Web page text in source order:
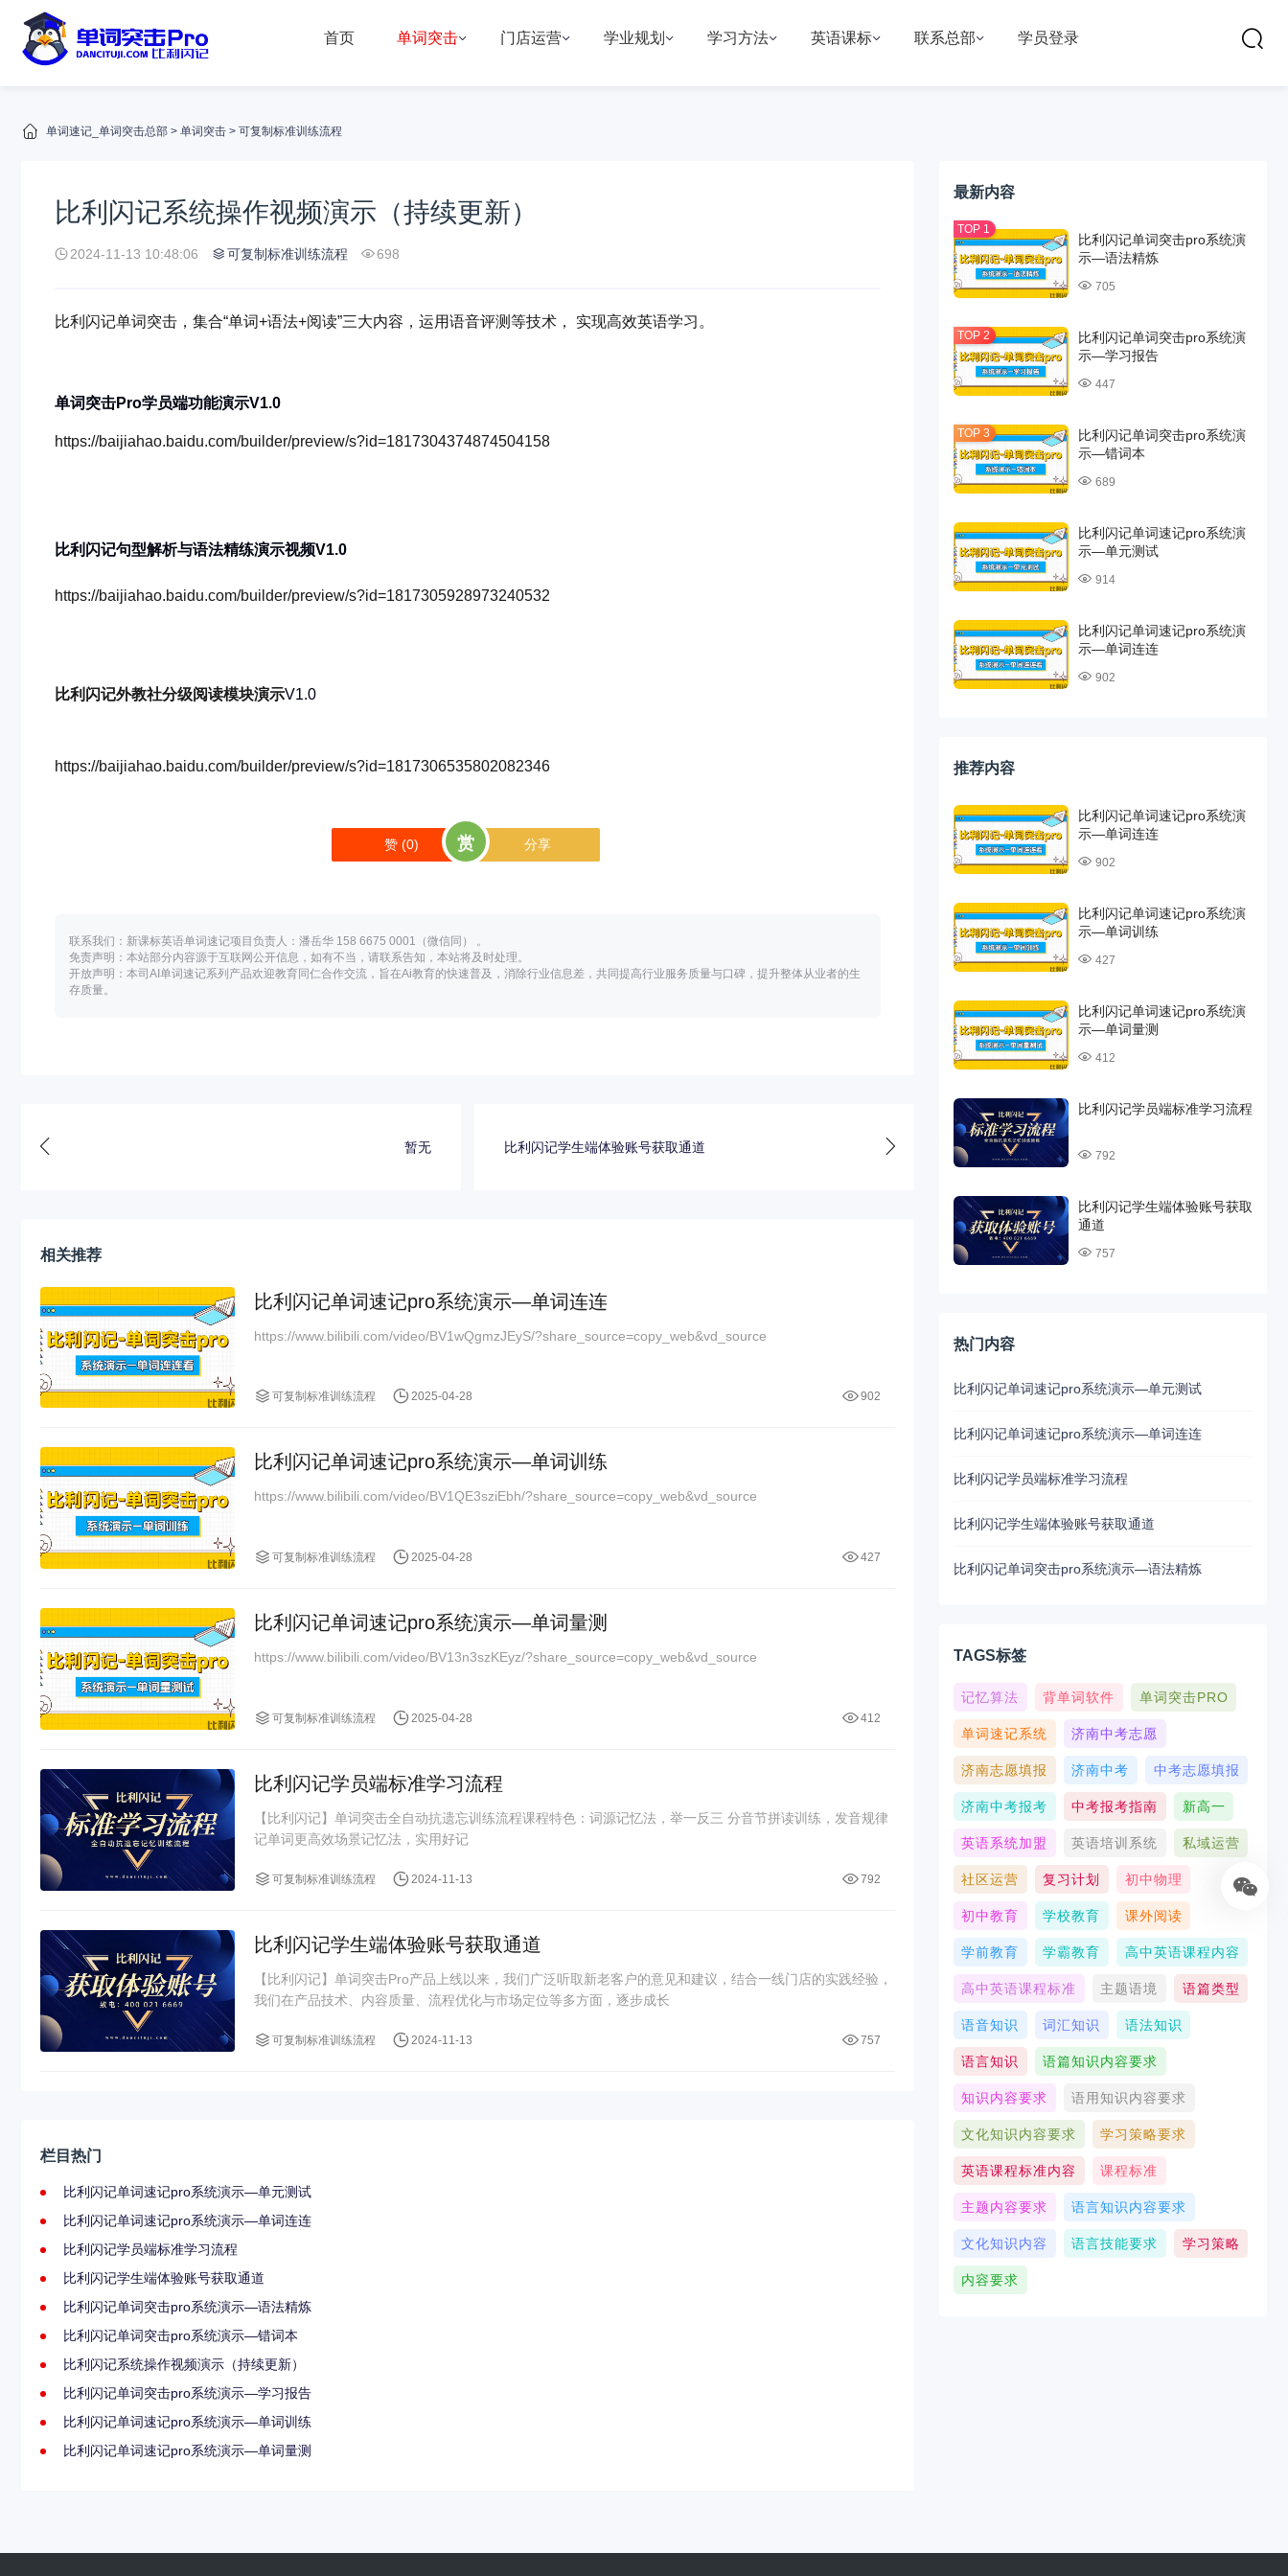
首页 单词突击 门店运营 学业规划 学习方法 英语课标 联系总部 学员登录
单词速记_单词突击总部 > 单词突击 > 可复制标准训练流程
比利闪记系统操作视频演示（持续更新）
2024-11-13 10:48:06 可复制标准训练流程 698
比利闪记单词突击，集合“单词+语法+阅读”三大内容，运用语音评测等技术， 实现高效英语学习。
单词突击Pro学员端功能演示V1.0
https://baijiahao.baidu.com/builder/preview/s?id=1817304374874504158
比利闪记句型解析与语法精练演示视频V1.0
https://baijiahao.baidu.com/builder/preview/s?id=1817305928973240532
比利闪记外教社分级阅读模块演示V1.0
https://baijiahao.baidu.com/builder/preview/s?id=1817306535802082346
赞 (0) 赏 分享
联系我们：新课标英语单词速记项目负责人：潘岳华 158 6675 0001（微信同） 。
免责声明：本站部分内容源于互联网公开信息，如有不当，请联系告知，本站将及时处理。
开放声明：本司AI单词速记系列产品欢迎教育同仁合作交流，旨在Ai教育的快速普及，消除行业信息差，共同提高行业服务质量与口碑，提升整体从业者的生
存质量。
暂无 比利闪记学生端体验账号获取通道
相关推荐
比利闪记单词速记pro系统演示—单词连连
https://www.bilibili.com/video/BV1wQgmzJEyS/?share_source=copy_web&vd_source
可复制标准训练流程 2025-04-28 902
比利闪记单词速记pro系统演示—单词训练
https://www.bilibili.com/video/BV1QE3sziEbh/?share_source=copy_web&vd_source
可复制标准训练流程 2025-04-28 427
比利闪记单词速记pro系统演示—单词量测
https://www.bilibili.com/video/BV13n3szKEyz/?share_source=copy_web&vd_source
可复制标准训练流程 2025-04-28 412
比利闪记学员端标准学习流程
【比利闪记】单词突击全自动抗遗忘训练流程课程特色：词源记忆法，举一反三 分音节拼读训练，发音规律
记单词更高效场景记忆法，实用好记
可复制标准训练流程 2024-11-13 792
比利闪记学生端体验账号获取通道
【比利闪记】单词突击Pro产品上线以来，我们广泛听取新老客户的意见和建议，结合一线门店的实践经验，
我们在产品技术、内容质量、流程优化与市场定位等多方面，逐步成长
可复制标准训练流程 2024-11-13 757
栏目热门
比利闪记单词速记pro系统演示—单元测试
比利闪记单词速记pro系统演示—单词连连
比利闪记学员端标准学习流程
比利闪记学生端体验账号获取通道
比利闪记单词突击pro系统演示—语法精炼
比利闪记单词突击pro系统演示—错词本
比利闪记系统操作视频演示（持续更新）
比利闪记单词突击pro系统演示—学习报告
比利闪记单词速记pro系统演示—单词训练
比利闪记单词速记pro系统演示—单词量测
最新内容
比利闪记单词突击pro系统演
示—语法精炼
705
比利闪记单词突击pro系统演
示—学习报告
447
比利闪记单词突击pro系统演
示—错词本
689
比利闪记单词速记pro系统演
示—单元测试
914
比利闪记单词速记pro系统演
示—单词连连
902
推荐内容
比利闪记单词速记pro系统演
示—单词连连
902
比利闪记单词速记pro系统演
示—单词训练
427
比利闪记单词速记pro系统演
示—单词量测
412
比利闪记学员端标准学习流程
792
比利闪记学生端体验账号获取
通道
757
热门内容
比利闪记单词速记pro系统演示—单元测试
比利闪记单词速记pro系统演示—单词连连
比利闪记学员端标准学习流程
比利闪记学生端体验账号获取通道
比利闪记单词突击pro系统演示—语法精炼
TAGS标签
记忆算法 背单词软件 单词突击PRO
单词速记系统 济南中考志愿
济南志愿填报 济南中考 中考志愿填报
济南中考报考 中考报考指南 新高一
英语系统加盟 英语培训系统 私域运营
社区运营 复习计划 初中物理
初中教育 学校教育 课外阅读
学前教育 学霸教育 高中英语课程内容
高中英语课程标准 主题语境 语篇类型
语音知识 词汇知识 语法知识
语言知识 语篇知识内容要求
知识内容要求 语用知识内容要求
文化知识内容要求 学习策略要求
英语课程标准内容 课程标准
主题内容要求 语言知识内容要求
文化知识内容 语言技能要求 学习策略
内容要求